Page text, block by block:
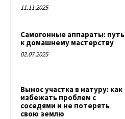
11.11.2025
Самогонные аппараты: путь
к домашнему мастерству
02.07.2025
Вынос участка в натуру: как
избежать проблем с
соседями и не потерять
свою землю